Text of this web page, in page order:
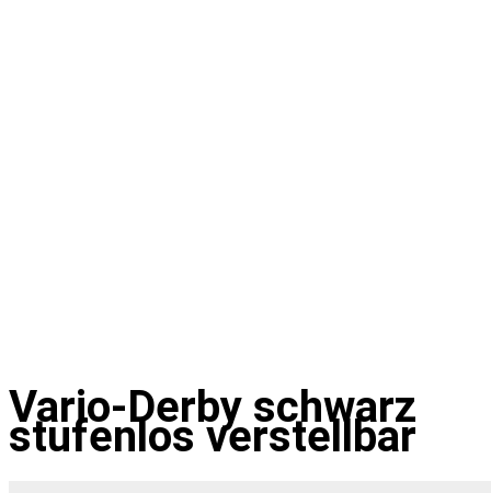
Vario-Derby schwarz
stufenlos verstellbar